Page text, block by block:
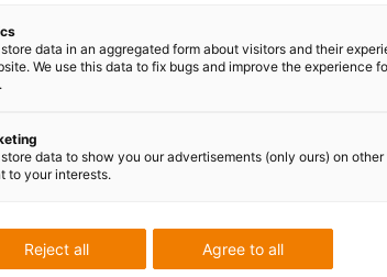
Speziell auf diese
iglidur F300 besonders für
eingepressten Gleitlagern
Automobilen und
data in an aggregated form about visitors and their
We use this data to fix bugs and improve the experience
data to show you our advertisements (only ours) on
to your interests.
Agree to all
Reject all